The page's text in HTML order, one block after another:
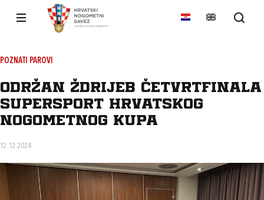
POZNATI PAROVI
Održan ždrijeb četvrtfinala
SuperSport Hrvatskog
nogometnog kupa
12.12.2024.